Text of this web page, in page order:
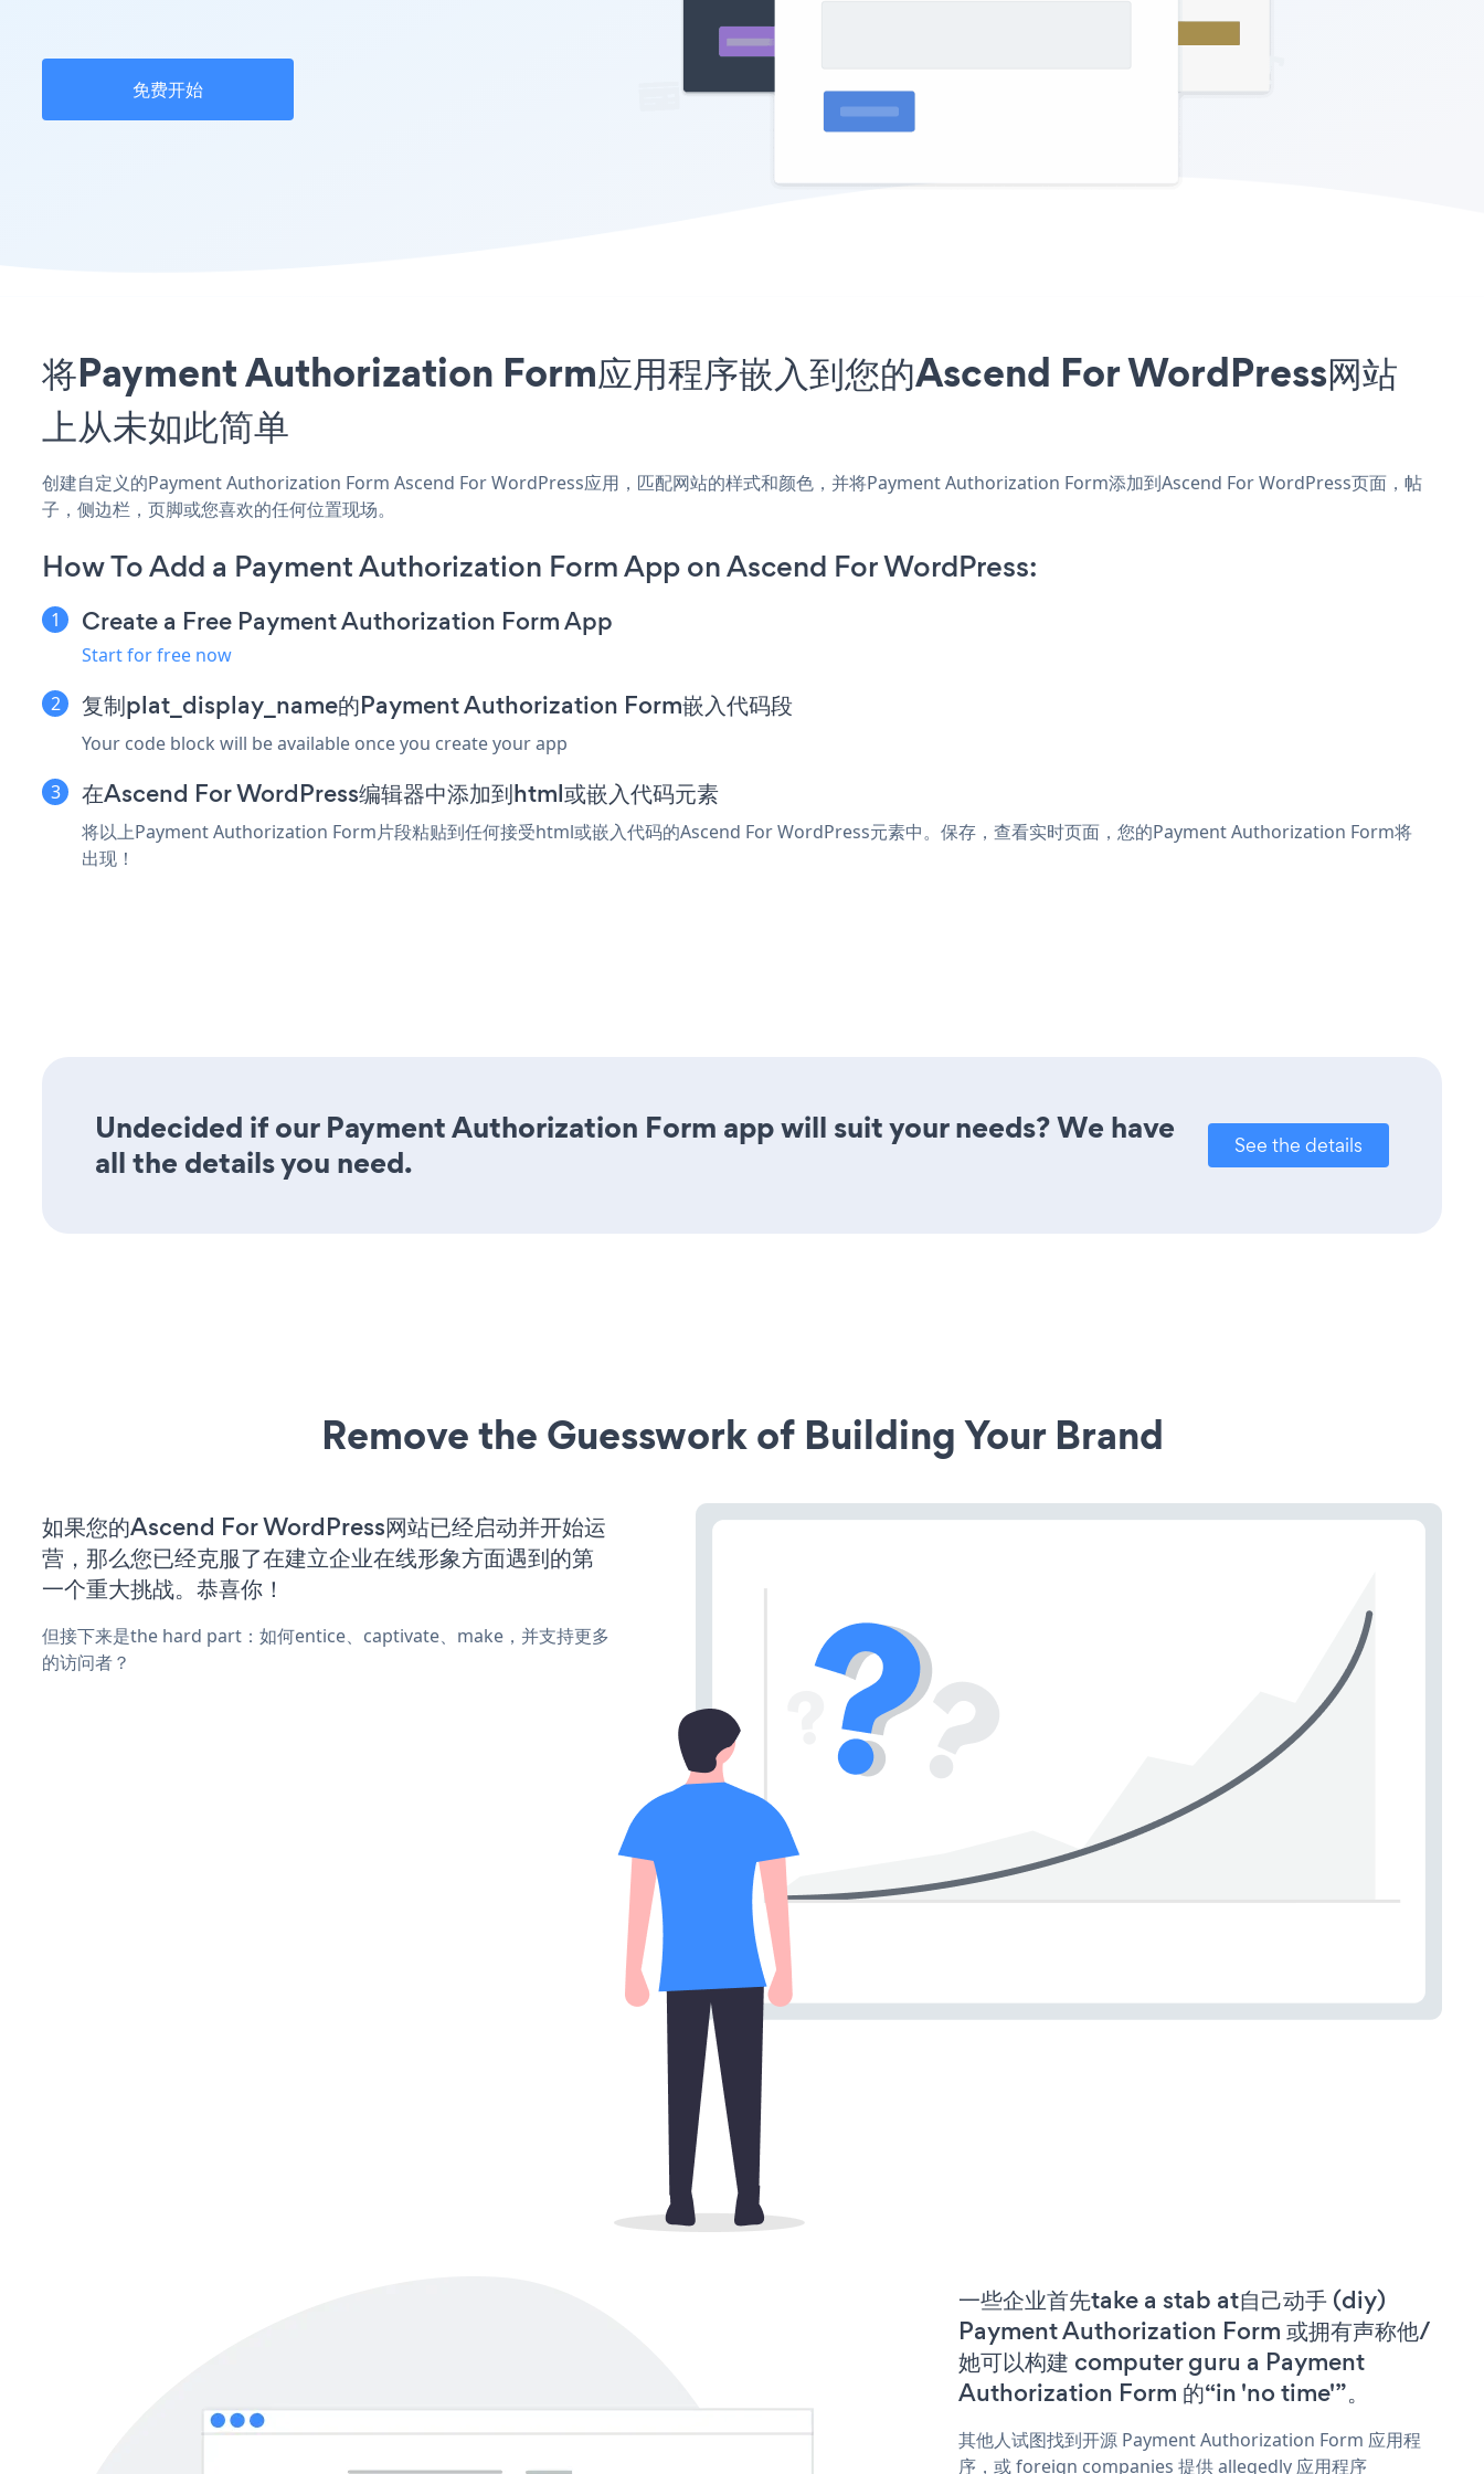
免费开始
将Payment Authorization Form应用程序嵌入到您的Ascend For WordPress网站
上从未如此简单
创建自定义的Payment Authorization Form Ascend For WordPress应用，匹配网站的样式和颜色，并将Payment Authorization Form添加到Ascend For WordPress页面，帖
子，侧边栏，页脚或您喜欢的任何位置现场。
How To Add a Payment Authorization Form App on Ascend For WordPress:
Create a Free Payment Authorization Form App
Start for free now
复制plat_display_name的Payment Authorization Form嵌入代码段
Your code block will be available once you create your app
在Ascend For WordPress编辑器中添加到html或嵌入代码元素
将以上Payment Authorization Form片段粘贴到任何接受html或嵌入代码的Ascend For WordPress元素中。保存，查看实时页面，您的Payment Authorization Form将
出现！
Undecided if our Payment Authorization Form app will suit your needs? We have
all the details you need.
See the details
Remove the Guesswork of Building Your Brand
如果您的Ascend For WordPress网站已经启动并开始运
营，那么您已经克服了在建立企业在线形象方面遇到的第
一个重大挑战。恭喜你！
但接下来是the hard part：如何entice、captivate、make，并支持更多
的访问者？
一些企业首先take a stab at自己动手 (diy)
Payment Authorization Form 或拥有声称他/
她可以构建 computer guru a Payment
Authorization Form 的“in 'no time'”。
其他人试图找到开源 Payment Authorization Form 应用程
序，或 foreign companies 提供 allegedly 应用程序